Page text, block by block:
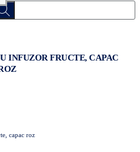
INFUZOR FRUCTE, CAPAC
capac roz